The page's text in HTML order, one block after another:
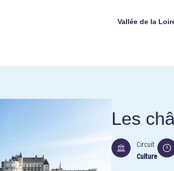
Vallée de la
Les
Circuit
Culture